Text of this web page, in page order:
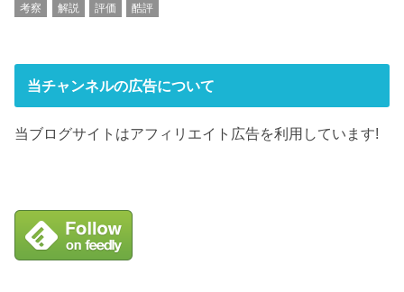
考察
解説 評価 酷評
当チャンネルの広告について
当ブログサイトはアフィリエイト広告を利用しています!